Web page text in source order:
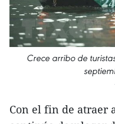
Crece arribo de
Con el fin de atraer